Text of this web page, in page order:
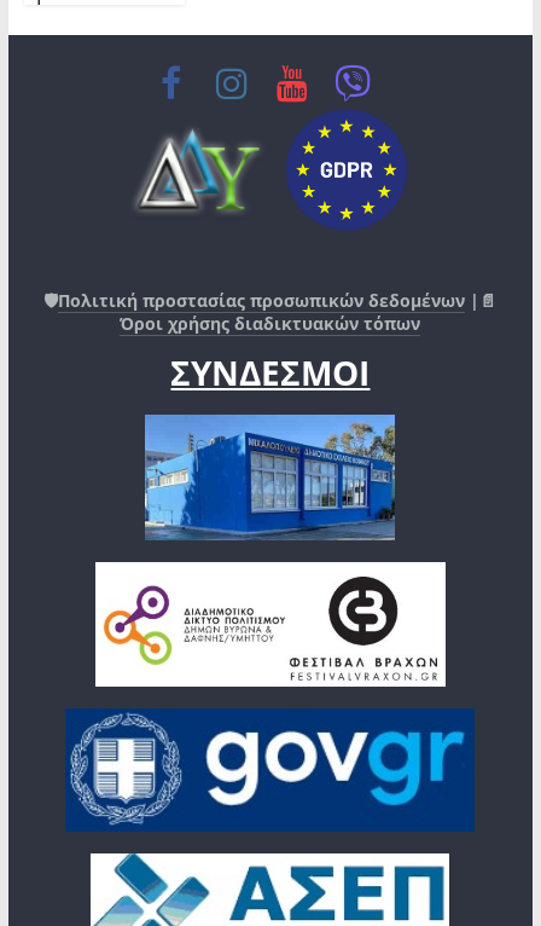
🛡️Πολιτική προστασίας προσωπικών δεδομένων |📄
Όροι χρήσης διαδικτυακών τόπων
ΣΥΝΔΕΣΜΟΙ